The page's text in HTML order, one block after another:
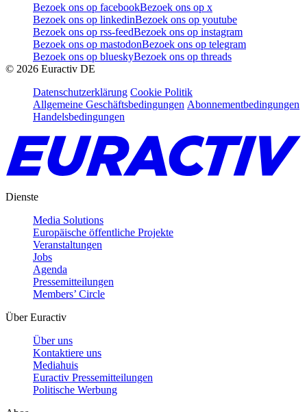
Bezoek ons op facebookBezoek ons op x
Bezoek ons op linkedinBezoek ons op youtube
Bezoek ons op rss-feedBezoek ons op instagram
Bezoek ons op mastodonBezoek ons op telegram
Bezoek ons op blueskyBezoek ons op threads
© 2026 Euractiv DE
Datenschutzerklärung Cookie Politik
Allgemeine Geschäftsbedingungen Abonnementbedingungen
Handelsbedingungen
Dienste
Media Solutions
Europäische öffentliche Projekte
Veranstaltungen
Jobs
Agenda
Pressemitteilungen
Members’ Circle
Über Euractiv
Über uns
Kontaktiere uns
Mediahuis
Euractiv Pressemitteilungen
Politische Werbung